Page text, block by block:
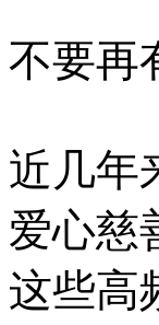
不要再
近几年
爱心慈
这些高